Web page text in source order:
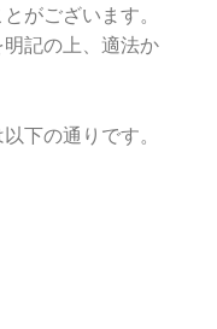
がございます。
記の上、適法か
下の通りです。